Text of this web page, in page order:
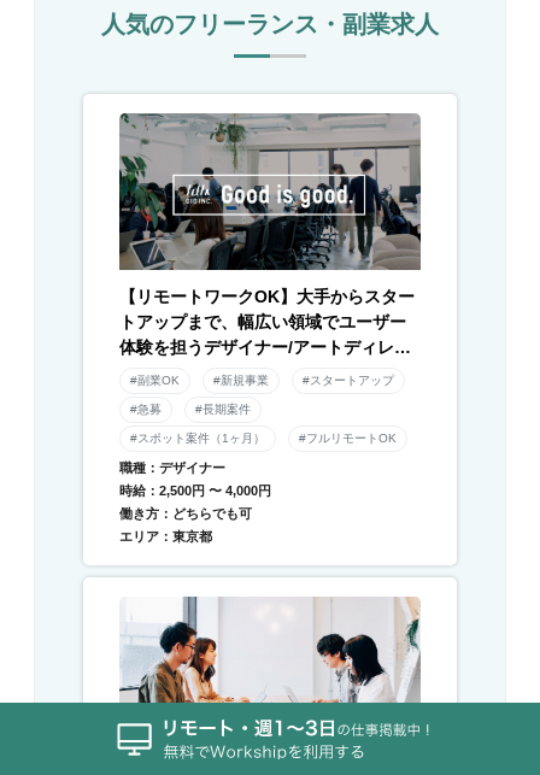
人気のフリーランス・副業求人
【リモートワークOK】大手からスター
トアップまで、幅広い領域でユーザー
体験を担うデザイナー/アートディレク
ター募集！
#副業OK #新規事業 #スタートアップ
#急募 #長期案件
#スポット案件（1ヶ月） #フルリモートOK
職種：デザイナー
時給：2,500円 〜 4,000円
働き方：どちらでも可
エリア：東京都